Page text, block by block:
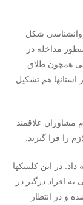
شکل
مداخله در
همچون طلاق
هم تشکیل
مشاوران علاقمند
را فرا گیرند.
در این کلینیکها
افراد درگیر در
و در انتظار